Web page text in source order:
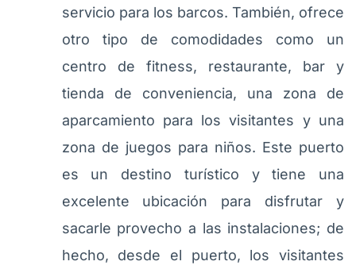
servicio para los barcos. También, ofrece
otro tipo de comodidades como un
centro de fitness, restaurante, bar y
tienda de conveniencia, una zona de
aparcamiento para los visitantes y una
zona de juegos para niños. Este puerto
es un destino turístico y tiene una
excelente ubicación para disfrutar y
sacarle provecho a las instalaciones; de
hecho, desde el puerto, los visitantes